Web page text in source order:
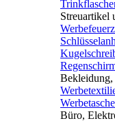
Streuartikel
Bekleidung,
Büro,